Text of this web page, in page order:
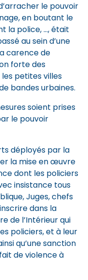
le pouvoir
en boutant le
la police, …, était
au sein d’une
carence de
forte des
petites villes
bandes urbaines.
soient prises
le pouvoir
déployés par la
la mise en œuvre
dont les policiers
insistance tous
Juges, chefs
dans la
de l’Intérieur qui
policiers, et à leur
qu’une sanction
de violence à